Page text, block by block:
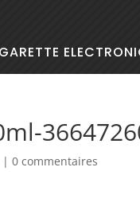
|0 commentaires